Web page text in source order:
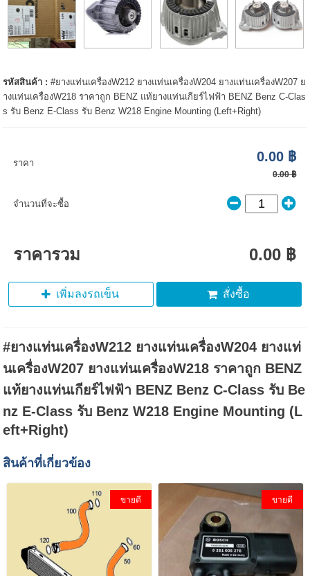
รหัสสินค้า :#ยางแท่นเครื่องW212 ยางแท่นเครื่องW204 ยางแท่นเครื่องW207 ย
างแท่นเครื่องW218 ราคาถูก BENZ แท้ยางแท่นเกียร์ไฟฟ้า BENZ Benz C-Clas
s รับ Benz E-Class รับ Benz W218 Engine Mounting (Left+Right)
ราคา 0.00 ฿
0.00 ฿
จำนวนที่จะซื้อ
ราคารวม 0.00 ฿
เพิ่มลงรถเข็น สั่งซื้อ
#ยางแท่นเครื่องW212 ยางแท่นเครื่องW204 ยางแท่
นเครื่องW207 ยางแท่นเครื่องW218 ราคาถูก BENZ
แท้ยางแท่นเกียร์ไฟฟ้า BENZ Benz C-Class รับ Be
nz E-Class รับ Benz W218 Engine Mounting (L
eft+Right)
สินค้าที่เกี่ยวข้อง
ขายดี ขายดี